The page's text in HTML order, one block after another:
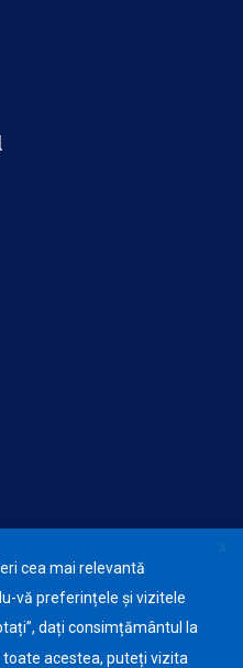
Avansis
Mobile
X
cea mai relevantă
vă preferințele și vizitele
dați consimțământul la
acestea, puteți vizita